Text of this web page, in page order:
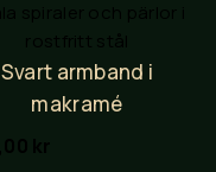
Svart armband i
makramé